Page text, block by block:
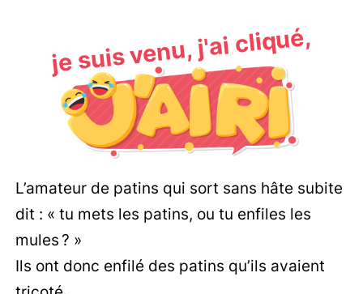
je suis venu, j'ai cliqué,
L’amateur de patins qui sort sans hâte subite
dit : « tu mets les patins, ou tu enfiles les
mules ? »
Ils ont donc enfilé des patins qu’ils avaient